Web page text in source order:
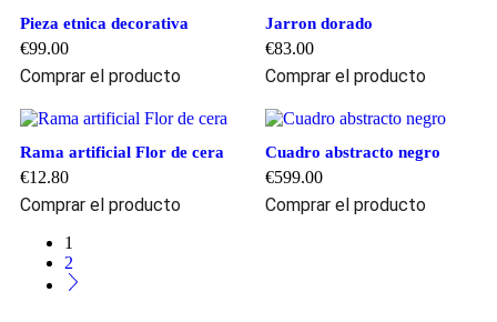
Pieza etnica decorativa
€99.00
Comprar el producto
Jarron dorado
€83.00
Comprar el producto
Rama artificial Flor de cera
€12.80
Comprar el producto
Cuadro abstracto negro
€599.00
Comprar el producto
1
2